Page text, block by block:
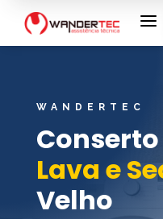
a
WANDERTEC
Lava e
Velho